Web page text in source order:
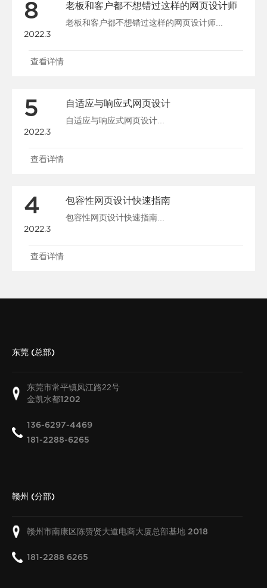
8
2022.3
老板和客户都不想错过这样的网页设计师
老板和客户都不想错过这样的网页设计师...
查看详情
5
2022.3
自适应与响应式网页设计
自适应与响应式网页设计...
查看详情
4
2022.3
包容性网页设计快速指南
包容性网页设计快速指南...
查看详情
东莞 (总部)
东莞市常平镇凤江路22号
金凯水都1202
136-6297-4469
181-2288-6265
赣州 (分部)
赣州市南康区陈赞贤大道电商大厦总部基地 2018
181-2288 6265